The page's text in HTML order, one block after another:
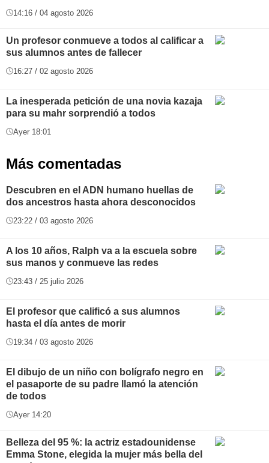
14:16 / 04 agosto 2026
Un profesor conmueve a todos al calificar a
sus alumnos antes de fallecer
16:27 / 02 agosto 2026
La inesperada petición de una novia kazaja
para su mahr sorprendió a todos
Ayer 18:01
Más comentadas
Descubren en el ADN humano huellas de
dos ancestros hasta ahora desconocidos
23:22 / 03 agosto 2026
A los 10 años, Ralph va a la escuela sobre
sus manos y conmueve las redes
23:43 / 25 julio 2026
El profesor que calificó a sus alumnos
hasta el día antes de morir
19:34 / 03 agosto 2026
El dibujo de un niño con bolígrafo negro en
el pasaporte de su padre llamó la atención
de todos
Ayer 14:20
Belleza del 95 %: la actriz estadounidense
Emma Stone, elegida la mujer más bella del